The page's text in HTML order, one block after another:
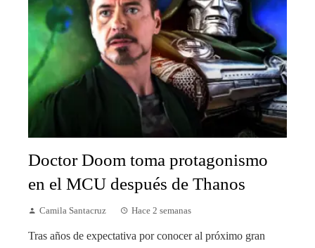
Doctor Doom toma protagonismo
en el MCU después de Thanos
Camila Santacruz Hace 2 semanas
Tras años de expectativa por conocer al próximo gran